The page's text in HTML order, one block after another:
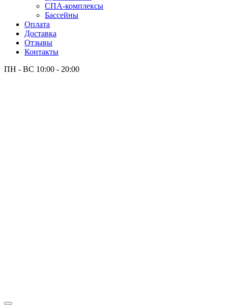
СПА-комплексы
Бассейны
Оплата
Доставка
Отзывы
Контакты
ПН - ВС 10:00 - 20:00